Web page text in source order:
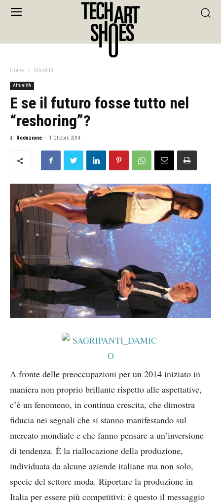
Home Attualità
Attualità
E se il futuro fosse tutto nel
“reshoring”?
di Redazione - 1 Ottobre 2014
A fronte delle preoccupazioni per un 2014 iniziato in
maniera non proprio brillante rispetto alle aspettative,
c’è un fenomeno, in continua crescita, che dimostra
fiducia nei segnali che si stanno manifestando sul
mercato mondiale e che fanno pensare a un’inversione
di tendenza. È la riallocazione della produzione,
individuata da alcune aziende italiane ma non solo,
specie del settore moda. Riportare la produzione in
Italia per essere più competitivi: è questo il messaggio